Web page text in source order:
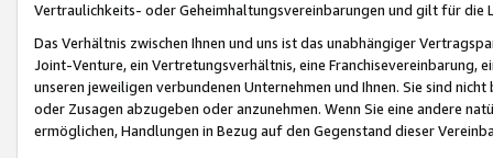
Vertraulichkeits- oder Geheimhaltungsvereinbarungen und gilt für die
Das Verhältnis zwischen Ihnen und uns ist das unabhängiger
Joint-Venture, ein Vertretungsverhältnis, eine Franchisevereinbarung,
unseren jeweiligen verbundenen Unternehmen und Ihnen. Sie sind
oder Zusagen abzugeben oder anzunehmen. Wenn Sie eine andere
ermöglichen, Handlungen in Bezug auf den Gegenstand dieser